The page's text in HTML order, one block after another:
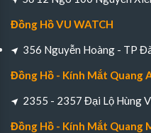
Đồng Hồ VU WATCH
356 Nguyễn Hoàng - TP
Đồng Hồ - Kính Mắt Quang
2355 - 2357 Đại Lộ Hùng
Đồng Hồ - Kính Mắt Quang